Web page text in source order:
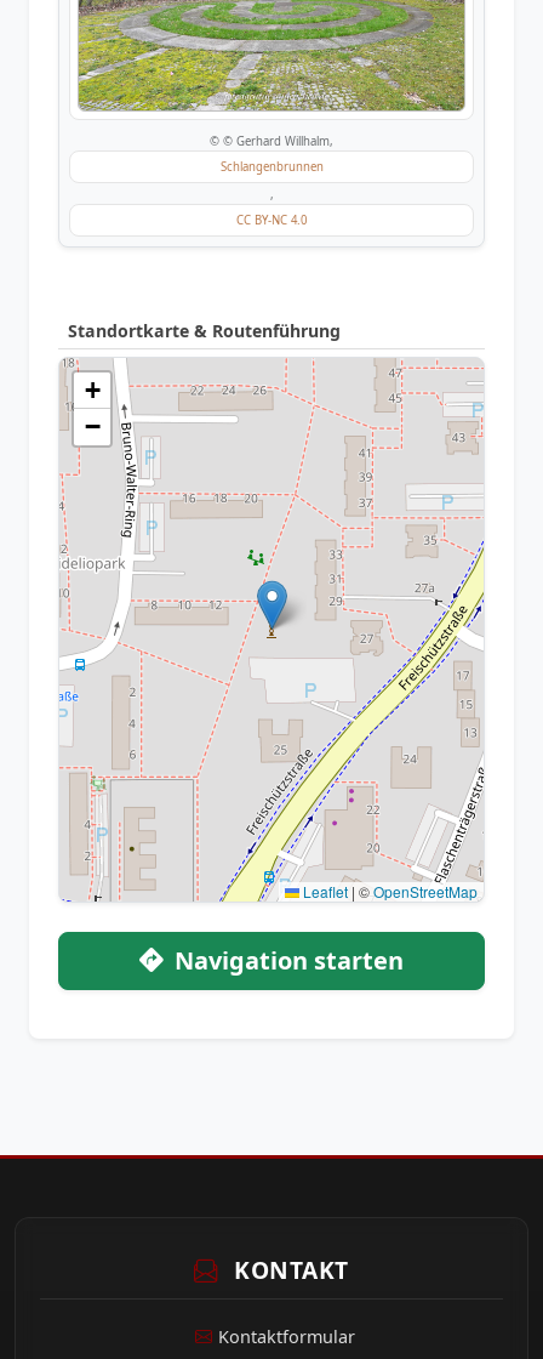
© © Gerhard Willhalm,
Schlangenbrunnen
,
CC BY-NC 4.0
Standortkarte & Routenführung
+
−
Leaflet | ©OpenStreetMap
Navigation starten
KONTAKT
Kontaktformular